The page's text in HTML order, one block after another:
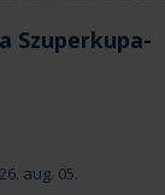
aug. 05.
Szuperkupa-